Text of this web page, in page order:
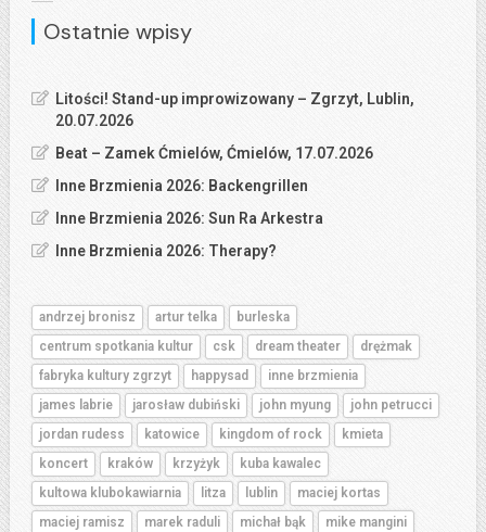
Ostatnie wpisy
Litości! Stand-up improwizowany – Zgrzyt, Lublin,
20.07.2026
Beat – Zamek Ćmielów, Ćmielów, 17.07.2026
Inne Brzmienia 2026: Backengrillen
Inne Brzmienia 2026: Sun Ra Arkestra
Inne Brzmienia 2026: Therapy?
andrzej bronisz artur telka
burleska
centrum spotkania kultur
csk dream theater
drężmak
fabryka kultury zgrzyt
happysad
inne brzmienia
james labrie
jarosław dubiński john myung
john petrucci
jordan rudess
katowice kingdom of rock
kmieta
koncert
kraków krzyżyk
kuba kawalec
kultowa klubokawiarnia
litza lublin
maciej kortas
maciej ramisz
marek raduli michał bąk
mike mangini